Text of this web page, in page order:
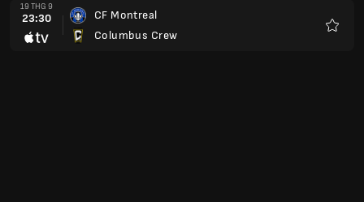
19 THG 9
23:30
CF Montreal
Columbus Crew